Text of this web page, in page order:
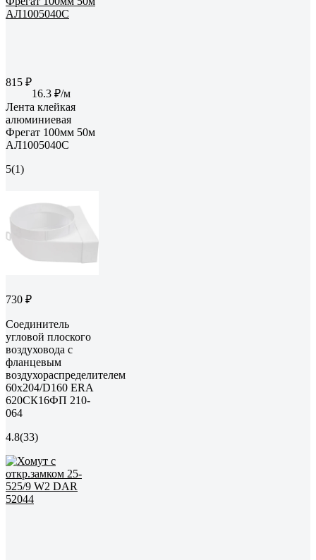
815 ₽
16.3 ₽/м
Лента клейкая
алюминиевая
Фрегат 100мм 50м
АЛ1005040С
5(1)
730 ₽
Соединитель
угловой плоского
воздуховода с
фланцевым
воздухораспределителем
60х204/D160 ERA
620СК16ФП 210-
064
4.8(33)